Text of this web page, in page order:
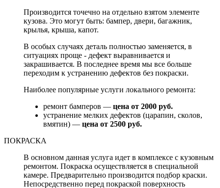
Производится точечно на отдельно взятом элементе
кузова. Это могут быть: бампер, двери, багажник,
крылья, крыша, капот.
В особых случаях деталь полностью заменяется, в
ситуациях проще - дефект выравнивается и
закрашивается. В последнее время мы все больше
переходим к устранению дефектов без покраски.
Наиболее популярные услуги локального ремонта:
ремонт бамперов — цена от 2000 руб.
устранение мелких дефектов (царапин, сколов,
вмятин) — цена от 2500 руб.
ПОКРАСКА
В основном данная услуга идет в комплексе с кузовным
ремонтом. Покраска осуществляется в специальной
камере. Предварительно производится подбор краски.
Непосредственно перед покраской поверхность